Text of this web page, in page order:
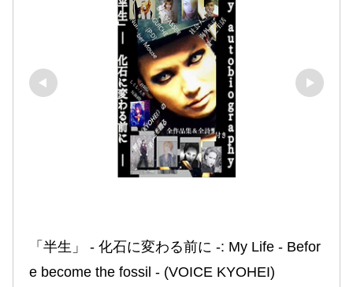
「半生」 ‐ 化石に変わる前に ‐: My Life ‐ Befor
e become the fossil ‐ (VOICE KYOHEI)